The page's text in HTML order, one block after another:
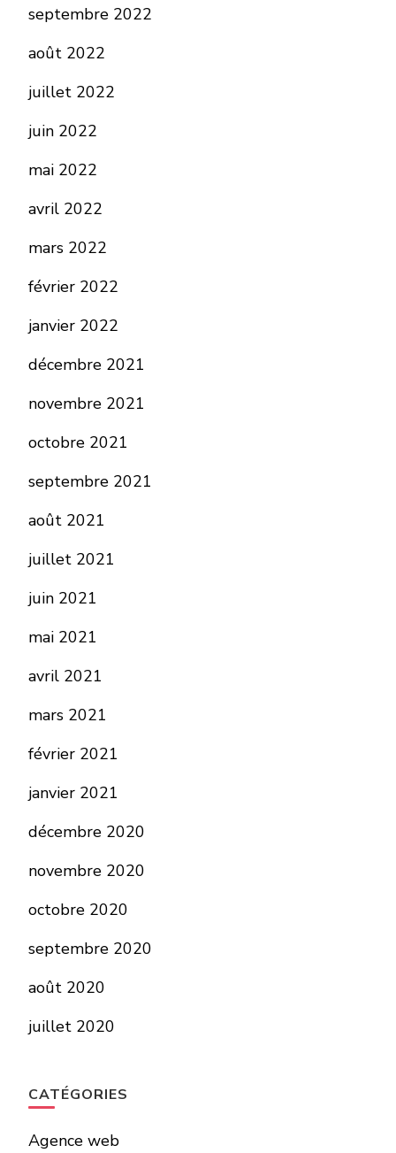
septembre 2022
août 2022
juillet 2022
juin 2022
mai 2022
avril 2022
mars 2022
février 2022
janvier 2022
décembre 2021
novembre 2021
octobre 2021
septembre 2021
août 2021
juillet 2021
juin 2021
mai 2021
avril 2021
mars 2021
février 2021
janvier 2021
décembre 2020
novembre 2020
octobre 2020
septembre 2020
août 2020
juillet 2020
CATÉGORIES
Agence web